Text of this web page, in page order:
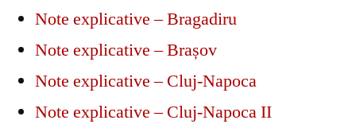
Note explicative – Bragadiru
Note explicative – Brașov
Note explicative – Cluj-Napoca
Note explicative – Cluj-Napoca II